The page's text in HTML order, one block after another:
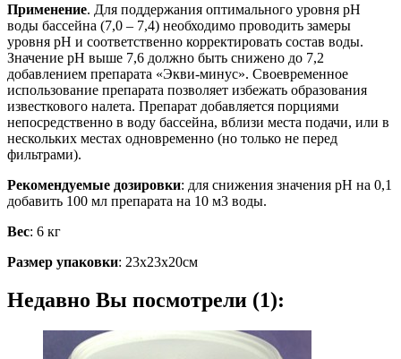
Применение. Для поддержания оптимального уровня рН
воды бассейна (7,0 – 7,4) необходимо проводить замеры
уровня рН и соответственно корректировать состав воды.
Значение рН выше 7,6 должно быть снижено до 7,2
добавлением препарата «Экви-минус». Своевременное
использование препарата позволяет избежать образования
известкового налета. Препарат добавляется порциями
непосредственно в воду бассейна, вблизи места подачи, или в
нескольких местах одновременно (но только не перед
фильтрами).
Рекомендуемые дозировки: для снижения значения рН на 0,1
добавить 100 мл препарата на 10 м3 воды.
Вес: 6 кг
Размер упаковки: 23х23х20см
Недавно Вы посмотрели (1):